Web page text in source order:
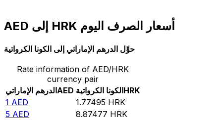
AED إلى HRK أسعار الصرف اليوم
حوِّل الدرهم الإماراتي إلى الكونا الكرواتية
Rate information of AED/HRK
currency pair
الدرهم الإماراتيAED الكونا الكرواتيةHRK
1 AED 1.77495 HRK
5 AED 8.87477 HRK